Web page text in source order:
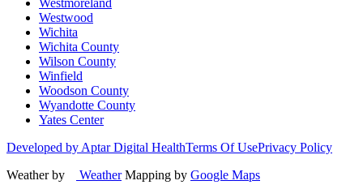
Westwood
Wichita
Wichita County
Wilson County
Winfield
Woodson County
Wyandotte County
Yates Center
Developed by Aptar Digital HealthTerms Of UsePrivacy Policy
Weather by
WeatherMapping by Google Maps